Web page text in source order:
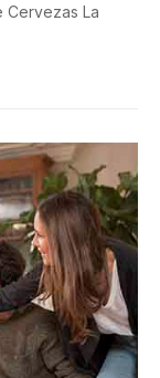
Cervezas La